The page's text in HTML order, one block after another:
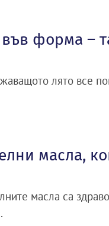
форма –
лято все
масла,
масла са